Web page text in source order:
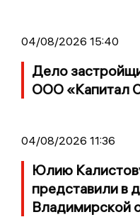
04/08/2026 15:40
Дело
ООО «Капитал
04/08/2026 11:36
Юлию
представили в
Владимирской